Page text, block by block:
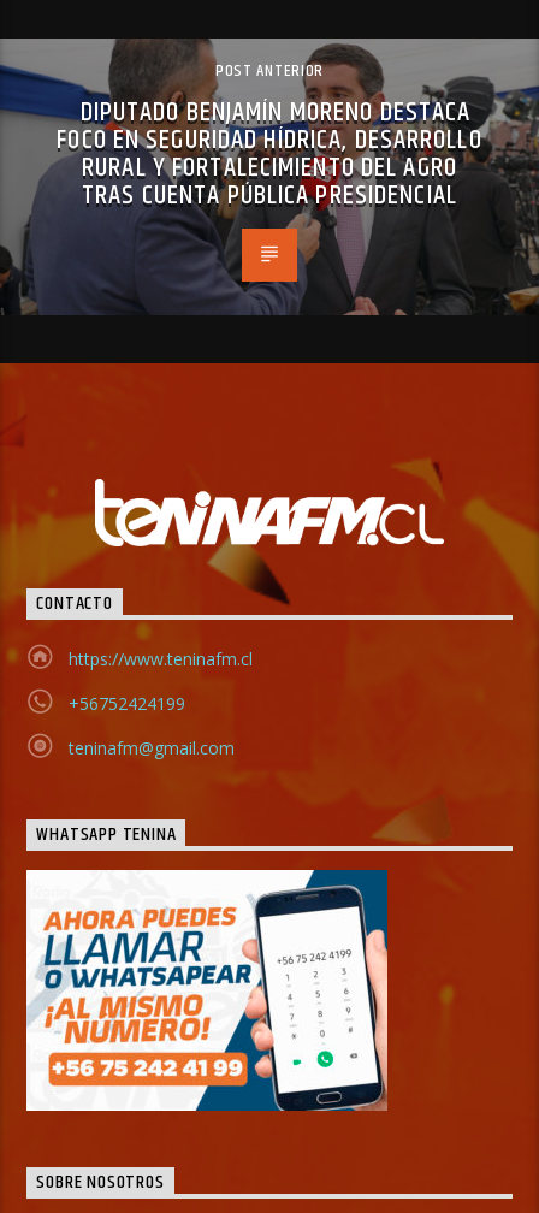
POST ANTERIOR
DIPUTADO BENJAMÍN MORENO DESTACA
FOCO EN SEGURIDAD HÍDRICA, DESARROLLO
RURAL Y FORTALECIMIENTO DEL AGRO
TRAS CUENTA PÚBLICA PRESIDENCIAL
CONTACTO
https://www.teninafm.cl
+56752424199
teninafm@gmail.com
WHATSAPP TENINA
SOBRE NOSOTROS